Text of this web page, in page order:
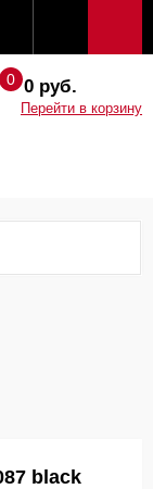
0 руб.
Перейти в корзину
black